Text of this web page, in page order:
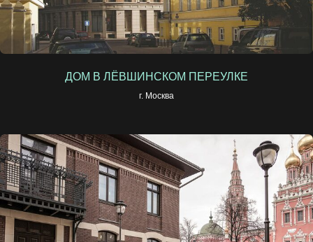
ДОМ В ЛЁВШИНСКОМ ПЕРЕУЛКЕ
г. Москва